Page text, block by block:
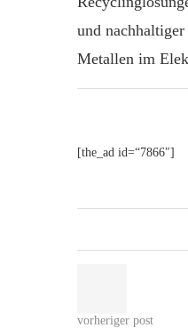
und
Metallen im
[the_ad id=“7866″]
vorheriger post